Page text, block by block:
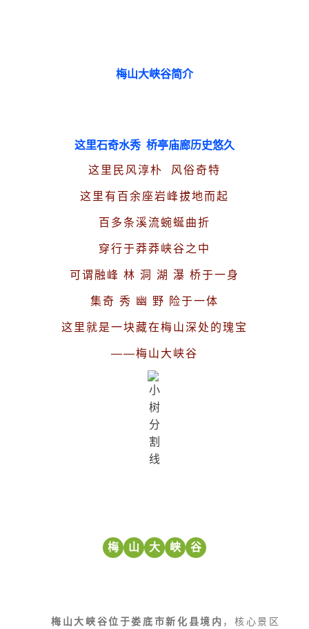
梅山大峡谷简介
这里石奇水秀 桥亭庙廊历史悠久
这里民风淳朴 风俗奇特
这里有百余座岩峰拔地而起
百多条溪流蜿蜒曲折
穿行于莽莽峡谷之中
可谓融峰 林 洞 湖 瀑 桥于一身
集奇 秀 幽 野 险于一体
这里就是一块藏在梅山深处的瑰宝
——梅山大峡谷
梅 山 大 峡 谷
梅山大峡谷位于娄底市新化县境内 ，核心景区